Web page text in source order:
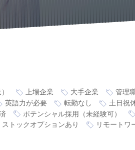
上場企業 大手企業 管理
英語力が必要 転勤なし 土日祝
ポテンシャル採用（未経験可）
ストックオプションあり リモートワ